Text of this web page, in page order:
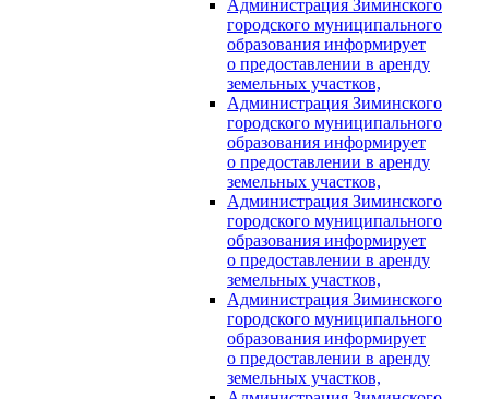
Администрация Зиминского
городского муниципального
образования информирует
о предоставлении в аренду
земельных участков,
Администрация Зиминского
городского муниципального
образования информирует
о предоставлении в аренду
земельных участков,
Администрация Зиминского
городского муниципального
образования информирует
о предоставлении в аренду
земельных участков,
Администрация Зиминского
городского муниципального
образования информирует
о предоставлении в аренду
земельных участков,